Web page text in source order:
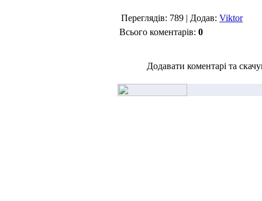
Переглядів: 789 | Додав: Viktor
Всього коментарів: 0
Додавати коментарі та